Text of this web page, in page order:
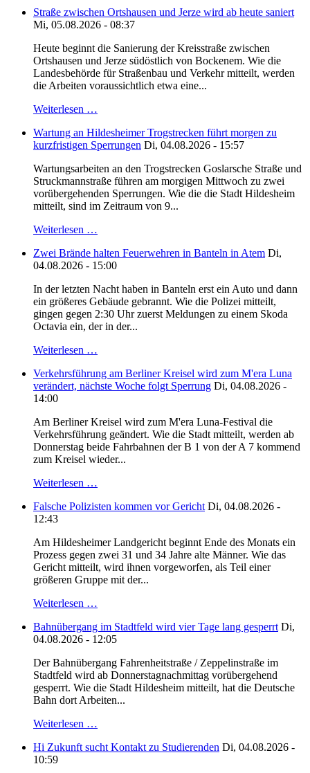
Straße zwischen Ortshausen und Jerze wird ab heute saniert
Mi, 05.08.2026 - 08:37
Heute beginnt die Sanierung der Kreisstraße zwischen
Ortshausen und Jerze südöstlich von Bockenem. Wie die
Landesbehörde für Straßenbau und Verkehr mitteilt, werden
die Arbeiten voraussichtlich etwa eine...
Weiterlesen …
Wartung an Hildesheimer Trogstrecken führt morgen zu
kurzfristigen Sperrungen Di, 04.08.2026 - 15:57
Wartungsarbeiten an den Trogstrecken Goslarsche Straße und
Struckmannstraße führen am morgigen Mittwoch zu zwei
vorübergehenden Sperrungen. Wie die die Stadt Hildesheim
mitteilt, sind im Zeitraum von 9...
Weiterlesen …
Zwei Brände halten Feuerwehren in Banteln in Atem Di,
04.08.2026 - 15:00
In der letzten Nacht haben in Banteln erst ein Auto und dann
ein größeres Gebäude gebrannt. Wie die Polizei mitteilt,
gingen gegen 2:30 Uhr zuerst Meldungen zu einem Skoda
Octavia ein, der in der...
Weiterlesen …
Verkehrsführung am Berliner Kreisel wird zum M'era Luna
verändert, nächste Woche folgt Sperrung Di, 04.08.2026 -
14:00
Am Berliner Kreisel wird zum M'era Luna-Festival die
Verkehrsführung geändert. Wie die Stadt mitteilt, werden ab
Donnerstag beide Fahrbahnen der B 1 von der A 7 kommend
zum Kreisel wieder...
Weiterlesen …
Falsche Polizisten kommen vor Gericht Di, 04.08.2026 -
12:43
Am Hildesheimer Landgericht beginnt Ende des Monats ein
Prozess gegen zwei 31 und 34 Jahre alte Männer. Wie das
Gericht mitteilt, wird ihnen vorgeworfen, als Teil einer
größeren Gruppe mit der...
Weiterlesen …
Bahnübergang im Stadtfeld wird vier Tage lang gesperrt Di,
04.08.2026 - 12:05
Der Bahnübergang Fahrenheitstraße / Zeppelinstraße im
Stadtfeld wird ab Donnerstagnachmittag vorübergehend
gesperrt. Wie die Stadt Hildesheim mitteilt, hat die Deutsche
Bahn dort Arbeiten...
Weiterlesen …
Hi Zukunft sucht Kontakt zu Studierenden Di, 04.08.2026 -
10:59